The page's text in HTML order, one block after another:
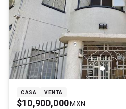
CASA VENTA
$10,900,000 MXN